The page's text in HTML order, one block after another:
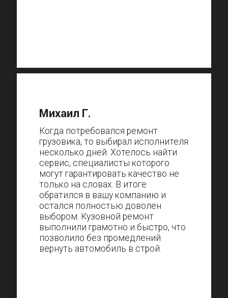
Михаил Г.
Когда потребовался ремонт
грузовика, то выбирал исполнителя
несколько дней. Хотелось найти
сервис, специалисты которого
могут гарантировать качество не
только на словах. В итоге
обратился в вашу компанию и
остался полностью доволен
выбором. Кузовной ремонт
выполнили грамотно и быстро, что
позволило без промедлений
вернуть автомобиль в строй.